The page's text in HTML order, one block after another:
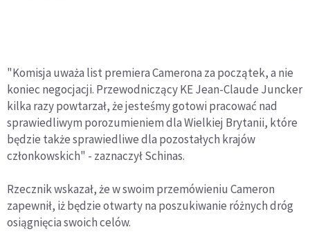
"Komisja uważa list premiera Camerona za początek, a nie
koniec negocjacji. Przewodniczący KE Jean-Claude Juncker
kilka razy powtarzał, że jesteśmy gotowi pracować nad
sprawiedliwym porozumieniem dla Wielkiej Brytanii, które
będzie także sprawiedliwe dla pozostałych krajów
członkowskich" - zaznaczył Schinas.
Rzecznik wskazał, że w swoim przemówieniu Cameron
zapewnił, iż będzie otwarty na poszukiwanie różnych dróg
osiągnięcia swoich celów.